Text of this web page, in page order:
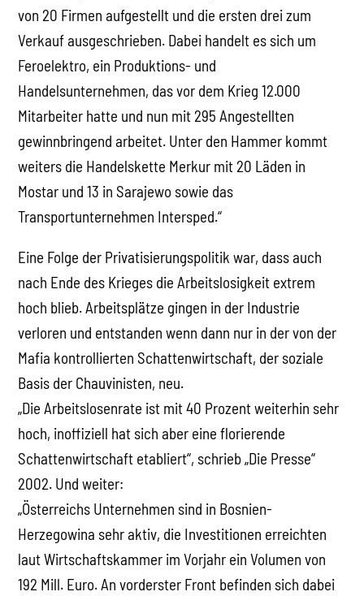
von 20 Firmen aufgestellt und die ersten drei zum
Verkauf ausgeschrieben. Dabei handelt es sich um
Feroelektro, ein Produktions- und
Handelsunternehmen, das vor dem Krieg 12.000
Mitarbeiter hatte und nun mit 295 Angestellten
gewinnbringend arbeitet. Unter den Hammer kommt
weiters die Handelskette Merkur mit 20 Läden in
Mostar und 13 in Sarajewo sowie das
Transportunternehmen Intersped.“
Eine Folge der Privatisierungspolitik war, dass auch
nach Ende des Krieges die Arbeitslosigkeit extrem
hoch blieb. Arbeitsplätze gingen in der Industrie
verloren und entstanden wenn dann nur in der von der
Mafia kontrollierten Schattenwirtschaft, der soziale
Basis der Chauvinisten, neu.
„Die Arbeitslosenrate ist mit 40 Prozent weiterhin sehr
hoch, inoffiziell hat sich aber eine florierende
Schattenwirtschaft etabliert“, schrieb „Die Presse“
2002. Und weiter:
„Österreichs Unternehmen sind in Bosnien-
Herzegowina sehr aktiv, die Investitionen erreichten
laut Wirtschaftskammer im Vorjahr ein Volumen von
192 Mill. Euro. An vorderster Front befinden sich dabei